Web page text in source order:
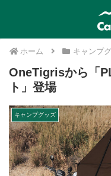
ホーム キャンプ
OneTigrisから「
ト」登場
キャンプグッズ